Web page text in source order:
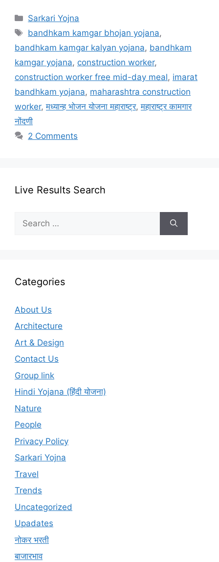
Categories
Sarkari Yojna
Tags
bandhkam kamgar bhojan yojana,
bandhkam kamgar kalyan yojana, bandhkam
kamgar yojana, construction worker,
construction worker free mid-day meal, imarat
bandhkam yojana, maharashtra construction
worker,मध्यान्ह भोजन योजना महाराष्ट्र,महाराष्ट्र कामगार
नोंदणी
2 Comments
Live Results Search
for:
Categories
About Us
Architecture
Art & Design
Contact Us
Group link
Hindi Yojana (हिंदी योजना)
Nature
People
Privacy Policy
Sarkari Yojna
Travel
Trends
Uncategorized
Upadates
नोकर भरती
बाजारभाव